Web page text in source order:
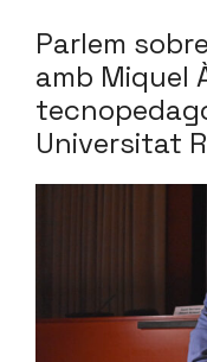
Parlem
amb Miquel
Universitat